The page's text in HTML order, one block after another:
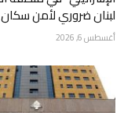
لبنان ضروري لأمن
أغسطس 6, 2026